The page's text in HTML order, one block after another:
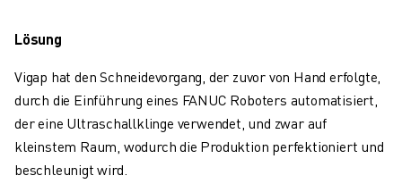
ERSATZTEILE
DIGITALE SERVICE TOOLS
E-STORE
DOWNLOAD CENTER » MYFANUC
TRAINING & AUSBILDUNG
FANUC AKADEMIE
Lösung
Vigap hat den Schneidevorgang, der zuvor von Hand erfolgte,
durch die Einführung eines FANUC Roboters automatisiert,
der eine Ultraschallklinge verwendet, und zwar auf
kleinstem Raum, wodurch die Produktion perfektioniert und
beschleunigt wird.